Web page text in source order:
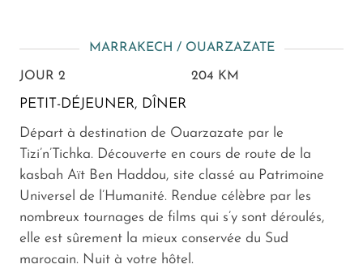
MARRAKECH / OUARZAZATE
JOUR 2 204 KM
PETIT-DÉJEUNER, DÎNER
Départ à destination de Ouarzazate par le
Tizi’n’Tichka. Découverte en cours de route de la
kasbah Aït Ben Haddou, site classé au Patrimoine
Universel de l’Humanité. Rendue célèbre par les
nombreux tournages de films qui s’y sont déroulés,
elle est sûrement la mieux conservée du Sud
marocain. Nuit à votre hôtel.